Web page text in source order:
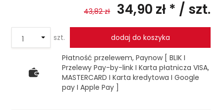
43,82 zł 34,90 zł * / szt.
szt. dodaj do koszyka
Płatność przelewem, Paynow [ BLIK I
Przelewy Pay-by-link I Karta płatnicza VISA,
MASTERCARD I Karta kredytowa I Google
pay I Apple Pay ]